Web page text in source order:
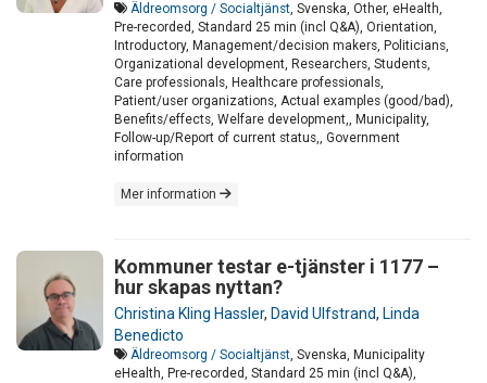
Äldreomsorg / Socialtjänst, Svenska, Other, eHealth,
Pre-recorded, Standard 25 min (incl Q&A), Orientation,
Introductory, Management/decision makers, Politicians,
Organizational development, Researchers, Students,
Care professionals, Healthcare professionals,
Patient/user organizations, Actual examples (good/bad),
Benefits/effects, Welfare development,, Municipality,
Follow-up/Report of current status,, Government
information
Mer information
Kommuner testar e-tjänster i 1177 –
hur skapas nyttan?
Christina Kling Hassler, David Ulfstrand, Linda
Benedicto
Äldreomsorg / Socialtjänst, Svenska, Municipality
eHealth, Pre-recorded, Standard 25 min (incl Q&A),